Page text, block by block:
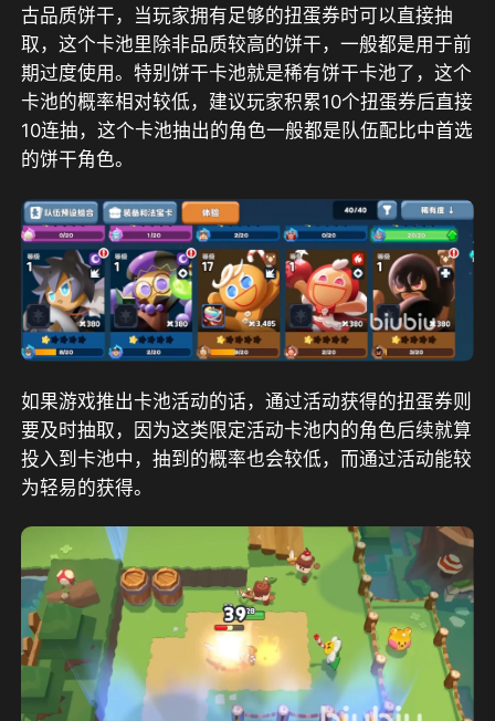
古品质饼干，当玩家拥有足够的扭蛋券时可以直接抽
取，这个卡池里除非品质较高的饼干，一般都是用于前
期过度使用。特别饼干卡池就是稀有饼干卡池了，这个
卡池的概率相对较低，建议玩家积累10个扭蛋券后直接
10连抽，这个卡池抽出的角色一般都是队伍配比中首选
的饼干角色。
如果游戏推出卡池活动的话，通过活动获得的扭蛋券则
要及时抽取，因为这类限定活动卡池内的角色后续就算
投入到卡池中，抽到的概率也会较低，而通过活动能较
为轻易的获得。